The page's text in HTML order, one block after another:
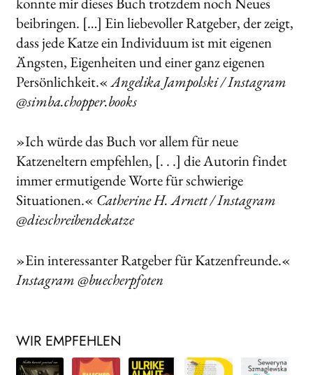
beibringen. […] Ein liebevoller Ratgeber, der zeigt,
dass jede Katze ein Individuum ist mit eigenen
Ängsten, Eigenheiten und einer ganz eigenen
Persönlichkeit.«Angelika Jampolski / Instagram
@simba.chopper.books
»Ich würde das Buch vor allem für neue
Katzeneltern empfehlen, [. . .] die Autorin findet
immer ermutigende Worte für schwierige
Situationen.« Catherine H. Arnett / Instagram
@dieschreibendekatze
»Ein interessanter Ratgeber für Katzenfreunde.«
Instagram @buecherpfoten
WIR EMPFEHLEN